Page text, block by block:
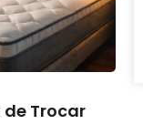
de Trocar